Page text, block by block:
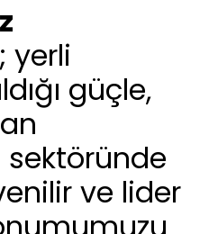
yerli
güçle,
ve lider